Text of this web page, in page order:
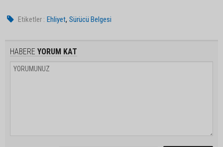
Etiketler : Ehliyet,Sürücü Belgesi
HABERE YORUM KAT